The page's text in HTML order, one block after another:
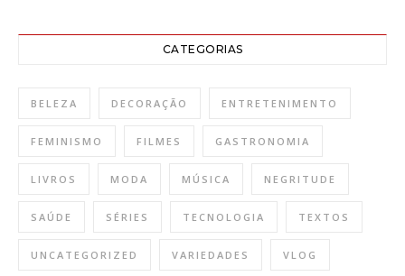
CATEGORIAS
BELEZA DECORAÇÃO ENTRETENIMENTO
FEMINISMO FILMES GASTRONOMIA
LIVROS MODA MÚSICA NEGRITUDE
SAÚDE SÉRIES TECNOLOGIA TEXTOS
UNCATEGORIZED VARIEDADES VLOG